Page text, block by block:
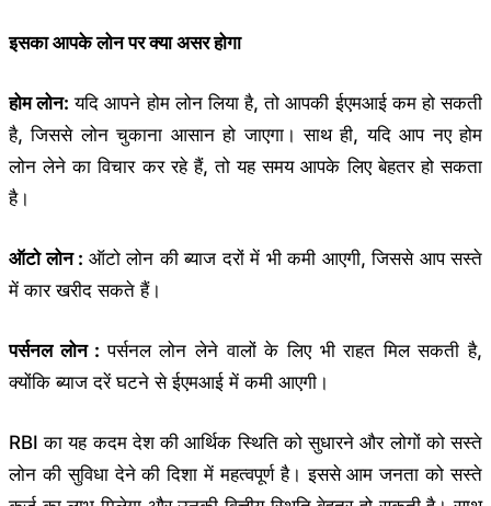
इसका आपके लोन पर क्या असर होगा
होम लोन: यदि आपने होम लोन लिया है, तो आपकी ईएमआई कम हो सकती
है, जिससे लोन चुकाना आसान हो जाएगा। साथ ही, यदि आप नए होम
लोन लेने का विचार कर रहे हैं, तो यह समय आपके लिए बेहतर हो सकता
है।
ऑटो लोन : ऑटो लोन की ब्याज दरों में भी कमी आएगी, जिससे आप सस्ते
में कार खरीद सकते हैं।
पर्सनल लोन :पर्सनल लोन लेने वालों के लिए भी राहत मिल सकती है,
क्योंकि ब्याज दरें घटने से ईएमआई में कमी आएगी।
RBI का यह कदम देश की आर्थिक स्थिति को सुधारने और लोगों को सस्ते
लोन की सुविधा देने की दिशा में महत्वपूर्ण है। इससे आम जनता को सस्ते